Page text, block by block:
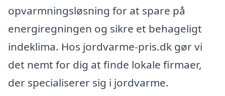
opvarmningsløsning for at spare på
energiregningen og sikre et behageligt
indeklima. Hos jordvarme-pris.dk gør vi
det nemt for dig at finde lokale firmaer,
der specialiserer sig i jordvarme.